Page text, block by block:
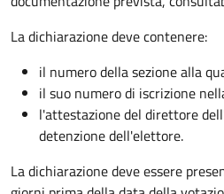
La dichiarazione deve contenere:
il numero della sezione alla
il suo numero di iscrizione
l'attestazione del direttore
detenzione dell'elettore.
La dichiarazione deve essere